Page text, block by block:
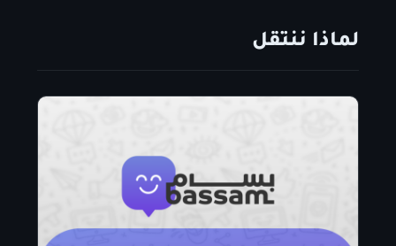
لماذا ننتقل